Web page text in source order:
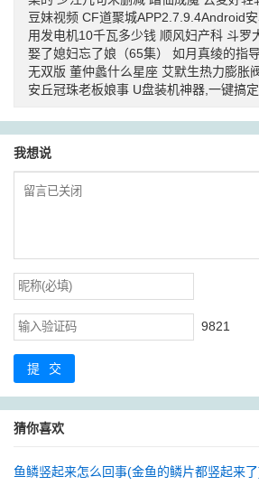
豆妹视频 CF道聚城APP2.7.9.4Android
用发电机10千瓦多少钱 顺风妇产科 斗罗
娶了媳妇忘了娘（65集）
如月真绫的指
无双版 董仲蠡什么星座 艾默生热力膨胀
安丘冠珠老板娘事 U盘装机神器,一键搞
我想说
9821
提交
猜你喜欢
鱼鳞竖起来怎么回事(金鱼的鳞片都竖起来